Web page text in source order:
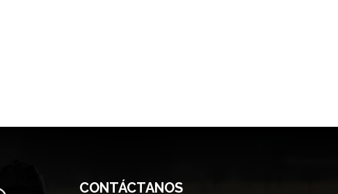
CONTÁCTANOS